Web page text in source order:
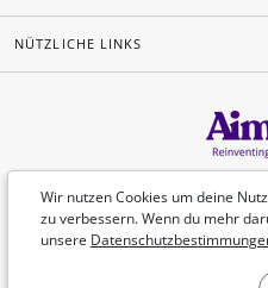
Wir nutzen Cookies um deine
zu verbessern. Wenn du mehr
unsere
NÜTZLICHE LINKS